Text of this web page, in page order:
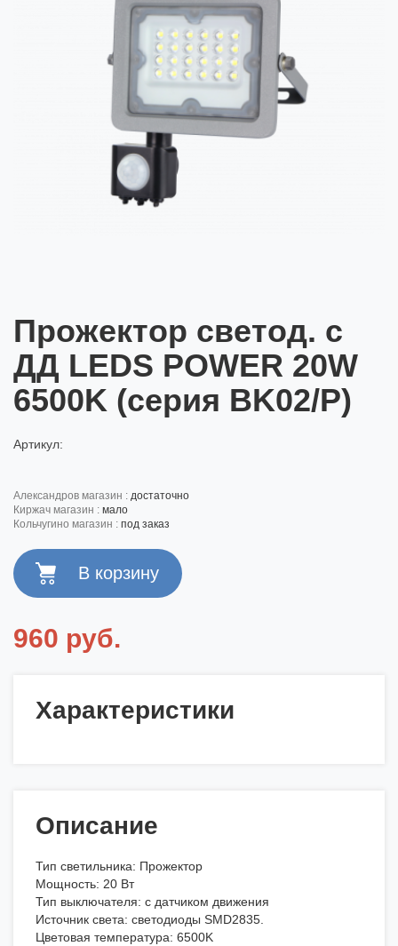
Прожектор светод. с
ДД LEDS POWER 20W
6500K (серия BK02/Р)
Артикул:
александров магазин : достаточно
киржач магазин : мало
кольчугино магазин : под заказ
960 руб.
Характеристики
Описание
Тип светильника: Прожектор
Мощность: 20 Вт
Тип выключателя: с датчиком движения
Источник света: светодиоды SMD2835.
Цветовая температура: 6500K